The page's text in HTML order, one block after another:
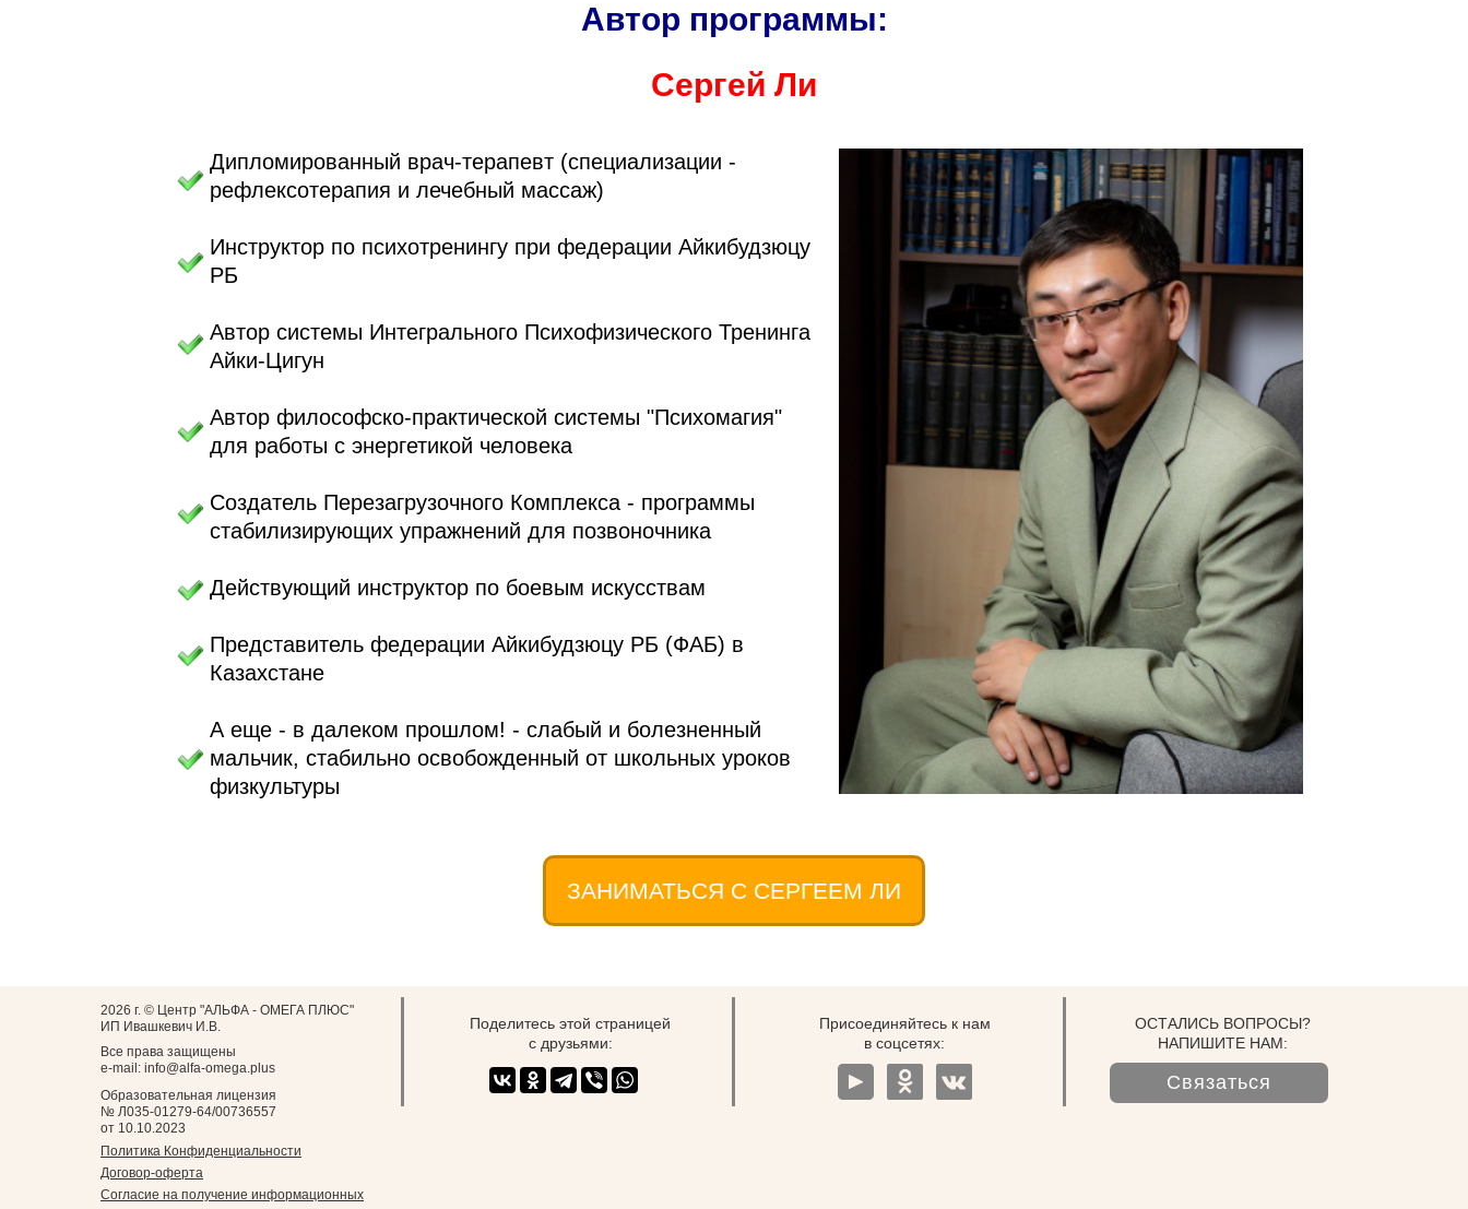
Дипломированный врач-терапевт (специализации -
рефлексотерапия и лечебный массаж)
Инструктор по психотренингу при федерации Айкибудзюцу
РБ
Автор системы Интегрального Психофизического Тренинга
Айки-Цигун
Автор философско-практической системы "Психомагия"
для работы с энергетикой человека
Создатель Перезагрузочного Комплекса - программы
стабилизирующих упражнений для позвоночника
Действующий инструктор по боевым искусствам
Представитель федерации Айкибудзюцу РБ (ФАБ) в
Казахстане
А еще - в далеком прошлом! - слабый и болезненный
мальчик, стабильно освобожденный от школьных уроков
физкультуры
Сергей Ли
Автор программы:
ЗАНИМАТЬСЯ С СЕРГЕЕМ ЛИ
2026 г. © Центр "АЛЬФА - ОМЕГА ПЛЮС"
ИП Ивашкевич И.В.
Поделитесь этой страницей
с друзьями:
ОСТАЛИСЬ ВОПРОСЫ?
НАПИШИТЕ НАМ:
Связаться
Политика Конфиденциальности
Договор-оферта
Согласие на получение информационных
Присоединяйтесь к нам
в соцсетях:
Все права защищены
e-mail: info@alfa-omega.plus
Образовательная лицензия
№ Л035-01279-64/00736557
от 10.10.2023